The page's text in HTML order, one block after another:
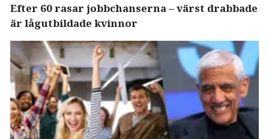
Efter 60 rasar jobbchanserna – värst drabbade
är lågutbildade kvinnor